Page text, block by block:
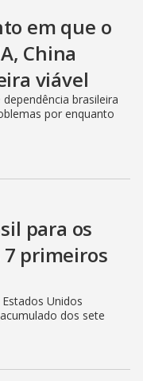
em que o
China
viável
brasileira
por enquanto
para os
7 primeiros
Unidos
dos sete